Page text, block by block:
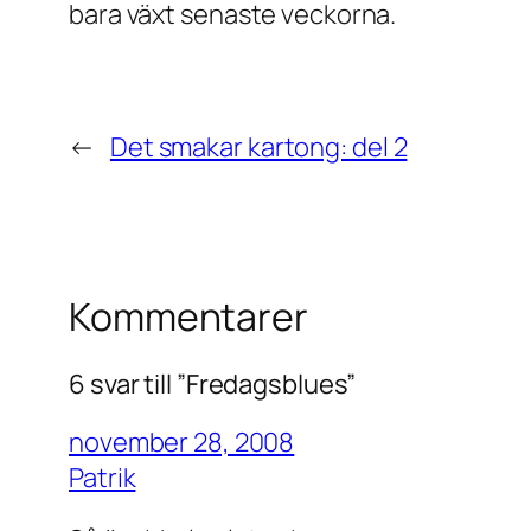
bara växt senaste veckorna.
← Det smakar kartong: del 2
Kommentarer
6 svar till ”Fredagsblues”
november 28, 2008
Patrik